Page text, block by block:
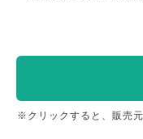
※クリックすると、販売